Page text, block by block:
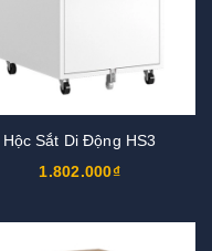
Hộc Sắt Di Động HS3
1.802.000₫